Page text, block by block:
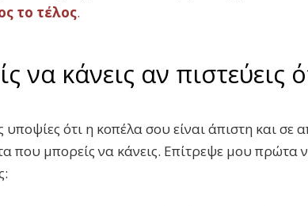
το τέλος.
να κάνεις αν πιστεύεις
υποψίες ότι η κοπέλα σου είναι άπιστη και σε
που μπορείς να κάνεις. Επίτρεψε μου πρώτα